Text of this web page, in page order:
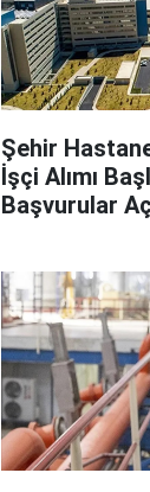
Şehir
İşçi Alımı
Başvurular